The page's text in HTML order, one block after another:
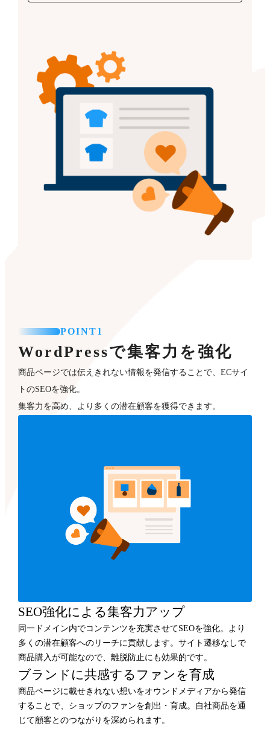
POINT1
WordPressで集客力を強化
商品ページでは伝えきれない情報を発信することで、ECサイ
トのSEOを強化。
集客力を高め、より多くの潜在顧客を獲得できます。
SEO強化による集客力アップ
同一ドメイン内でコンテンツを充実させてSEOを強化。より
多くの潜在顧客へのリーチに貢献します。サイト遷移なしで
商品購入が可能なので、離脱防止にも効果的です。
ブランドに共感するファンを育成
商品ページに載せきれない想いをオウンドメディアから発信
することで、ショップのファンを創出・育成。自社商品を通
じて顧客とのつながりを深められます。